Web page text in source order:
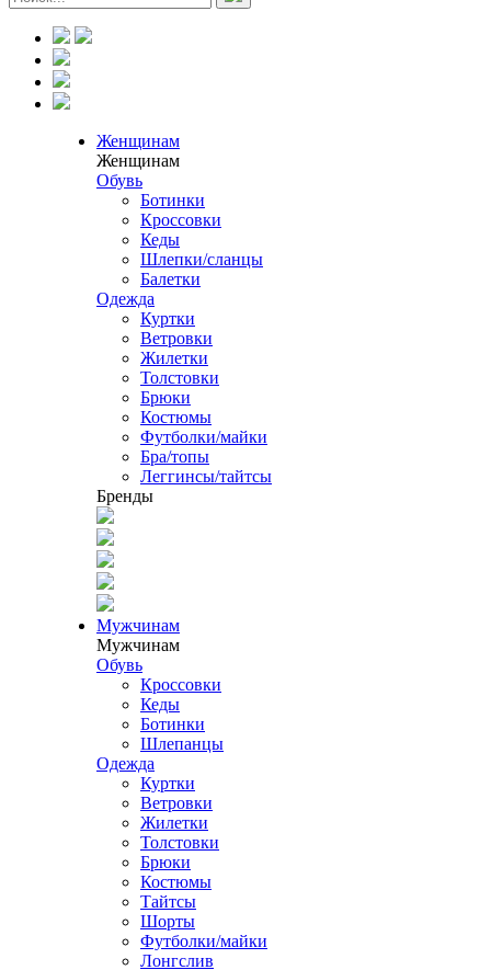
Женщинам
Женщинам
Обувь
Ботинки
Кроссовки
Кеды
Шлепки/сланцы
Балетки
Одежда
Куртки
Ветровки
Жилетки
Толстовки
Брюки
Костюмы
Футболки/майки
Бра/топы
Леггинсы/тайтсы
Бренды
Мужчинам
Мужчинам
Обувь
Кроссовки
Кеды
Ботинки
Шлепанцы
Одежда
Куртки
Ветровки
Жилетки
Толстовки
Брюки
Костюмы
Тайтсы
Шорты
Футболки/майки
Лонгслив